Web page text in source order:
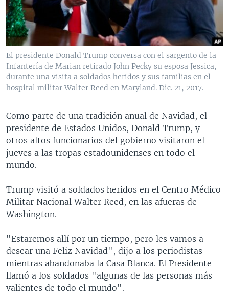
VENEZUELA
BRASIL
NICARAGUA
ECONOMÍA
ENTRETENIMIENTO Y CULTURA
TECNOLOGÍA
DEPORTES
CIENCIA Y SALUD
MULTIMEDIA
VIDEOS
FOTOGRAFÍA
AUDIOS
PROGRAMAS TV
EL MUNDO AL DÍA
FORO INTERAMERICANO
VISIÓN 360
PANORAMA
RADIO
AVANCE INFORMATIVO
AUDIONOTICIAS
ESTADOS UNIDOS AL DÍA
EL MUNDO AL DÍA [RADIO]
FORO [RADIO]
NOTA ECONÓMICA
ENTRETENIMIENTO
DIRECT
DOCUMENTALES DE LA VOA
SÍGANOS
Idiomas
El presidente Donald Trump conversa con el sargento de la
Infantería de Marian retirado John Pecky su esposa Jessica,
durante una visita a soldados heridos y sus familias en el
hospital militar Walter Reed en Maryland. Dic. 21, 2017.
Como parte de una tradición anual de Navidad, el
presidente de Estados Unidos, Donald Trump, y
otros altos funcionarios del gobierno visitaron el
jueves a las tropas estadounidenses en todo el
mundo.
Trump visitó a soldados heridos en el Centro Médico
Militar Nacional Walter Reed, en las afueras de
Washington.
"Estaremos allí por un tiempo, pero les vamos a
desear una Feliz Navidad", dijo a los periodistas
mientras abandonaba la Casa Blanca. El Presidente
llamó a los soldados "algunas de las personas más
valientes de todo el mundo".